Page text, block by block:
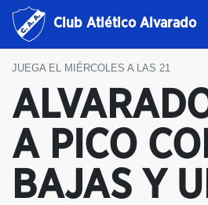
Club Atlético Alvarado
JUEGA EL MIÉRCOLES A LAS 21
A PICO
BAJAS Y